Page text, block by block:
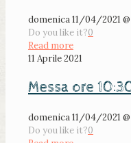
domenica 11/04/2021 @
Do you like it?0
Read more
11 Aprile 2021
Messa ore
domenica 11/04/2021 @
Do you like it?0